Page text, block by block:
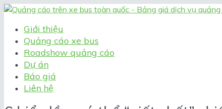
Giới thiệu
Quảng cáo xe bus
Roadshow quảng cáo
Dự án
Báo giá
Liên hệ